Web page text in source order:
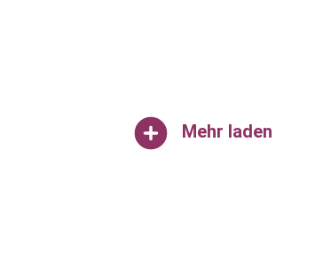
Mehr laden